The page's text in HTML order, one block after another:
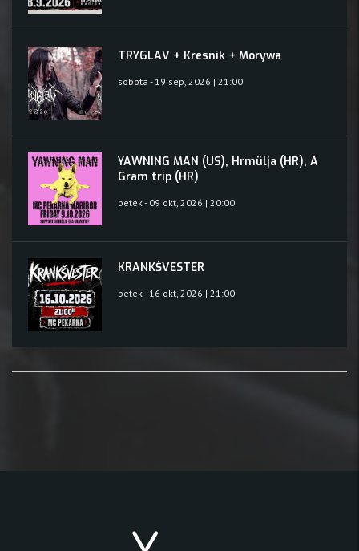
TRYGLAV + Kresnik + Morywa
sobota - 19 sep, 2026 | 21:00
YAWNING MAN (US), Hrmülja (HR), A
Gram trip (HR)
petek - 09 okt, 2026 | 20:00
KRANKŠVESTER
petek - 16 okt, 2026 | 21:00